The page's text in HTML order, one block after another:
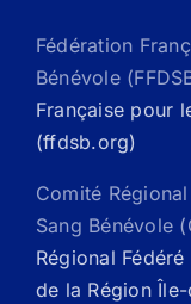
Fédération
Bénévole
Française pour
(ffdsb.org)
Comité
Sang Bénévole
Régional
de la Région